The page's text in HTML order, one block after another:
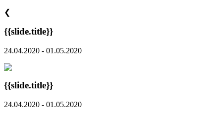
❮
{{slide.title}}
24.04.2020 - 01.05.2020
{{slide.title}}
24.04.2020 - 01.05.2020